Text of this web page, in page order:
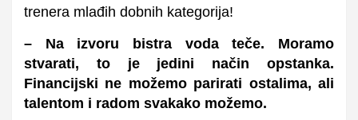
trenera mlađih dobnih kategorija!
– Na izvoru bistra voda teče. Moramo
stvarati, to je jedini način opstanka.
Financijski ne možemo parirati ostalima, ali
talentom i radom svakako možemo.